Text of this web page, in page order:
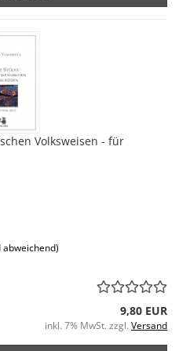
Volksweisen - für
abweichend)
9,80 EUR
inkl. 7% MwSt. zzgl. Versand